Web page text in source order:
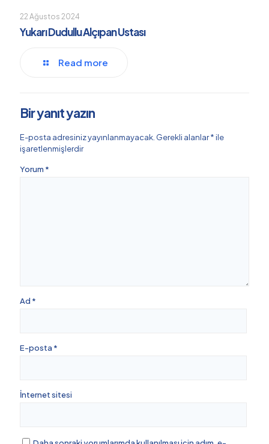
22 Ağustos 2024
Yukarı Dudullu Alçıpan Ustası
Read more
Bir yanıt yazın
E-posta adresiniz yayınlanmayacak. Gerekli alanlar*ile
işaretlenmişlerdir
Yorum *
Ad *
E-posta *
İnternet sitesi